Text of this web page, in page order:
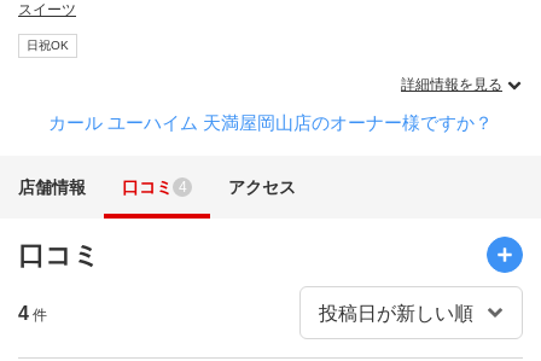
スイーツ
日祝OK
詳細情報を見る
カール ユーハイム 天満屋岡山店のオーナー様ですか？
店舗情報 口コミ 4 アクセス
口コミ
4 件